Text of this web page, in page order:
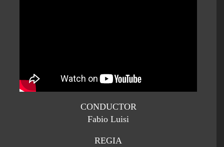
CONDUCTOR
Fabio Luisi
REGIA